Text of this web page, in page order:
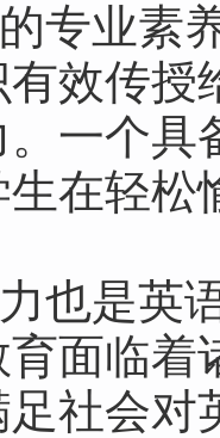
专业素
效传授
一个
在轻松
也是英
面临着
社会